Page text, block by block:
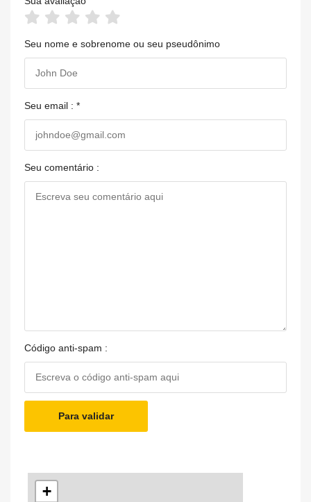
Seu nome e sobrenome ou seu pseudônimo
Seu email : *
Seu comentário :
Código anti-spam :
Para validar
+